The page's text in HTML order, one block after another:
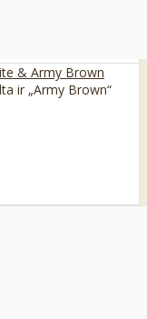
& Army Brown
ir „Army Brown“